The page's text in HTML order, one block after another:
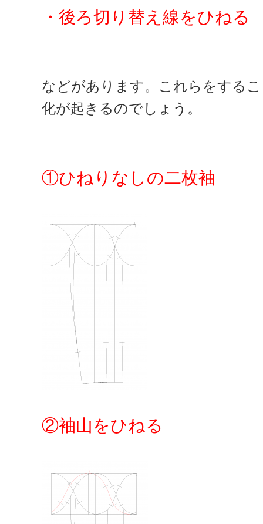
・後ろ切り替え線をひねる
などがあります。これらをする
化が起きるのでしょう。
①ひね りなしの二枚袖
②袖山をひねる